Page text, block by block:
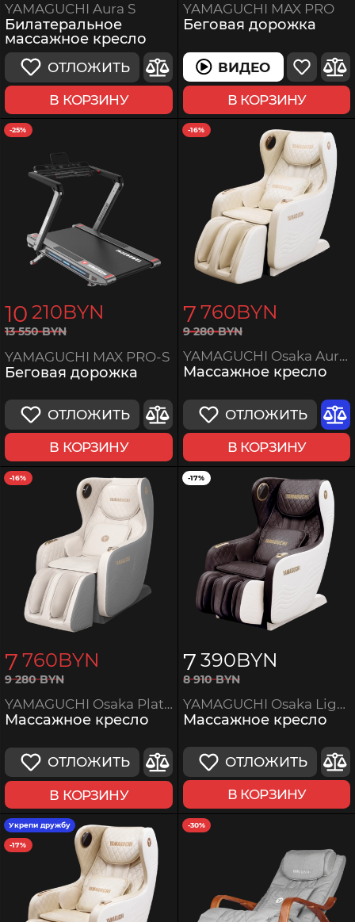
YAMAGUCHI Aura S
Билатеральное
массажное кресло
ОТЛОЖИТЬ
В КОРЗИНУ
YAMAGUCHI MAX PRO
Беговая дорожка
ВИДЕО
В КОРЗИНУ
-25%
10 210BYN
13 550BYN
YAMAGUCHI MAX PRO-S
Беговая дорожка
ОТЛОЖИТЬ
В КОРЗИНУ
-16%
7 760BYN
9 280BYN
YAMAGUCHI Osaka Aurum
Массажное кресло
ОТЛОЖИТЬ
В КОРЗИНУ
-16%
7 760BYN
9 280BYN
YAMAGUCHI Osaka Platinum
Массажное кресло
ОТЛОЖИТЬ
В КОРЗИНУ
-17%
7 390BYN
8 910BYN
YAMAGUCHI Osaka Light Brown
Массажное кресло
ОТЛОЖИТЬ
В КОРЗИНУ
Укрепи дружбу
-17%
-30%